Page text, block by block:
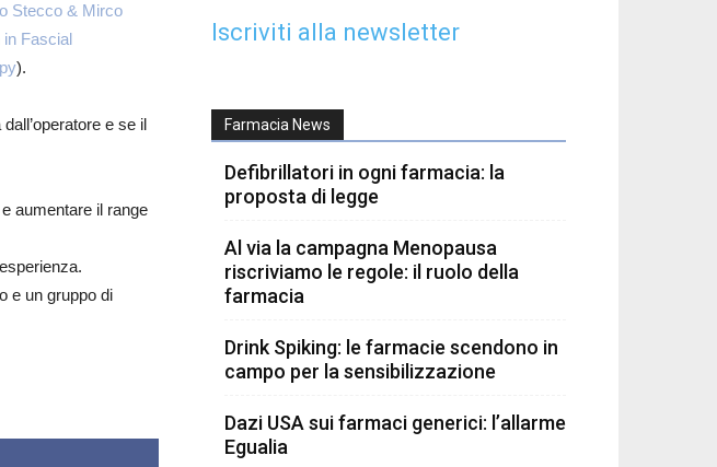
Stecco & Mirco
in Fascial
).
e se il
aumentare il range
e un gruppo di
Iscriviti alla newsletter
Farmacia News
Defibrillatori in ogni farmacia: la
proposta di legge
Al via la campagna Menopausa
riscriviamo le regole: il ruolo della
farmacia
Drink Spiking: le farmacie scendono in
campo per la sensibilizzazione
Dazi USA sui farmaci generici: l’allarme
Egualia